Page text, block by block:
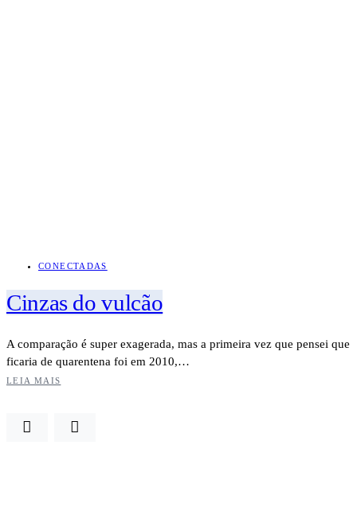
CONECTADAS
Cinzas do vulcão
A comparação é super exagerada, mas a primeira vez que pensei que
ficaria de quarentena foi em 2010,…
LEIA MAIS